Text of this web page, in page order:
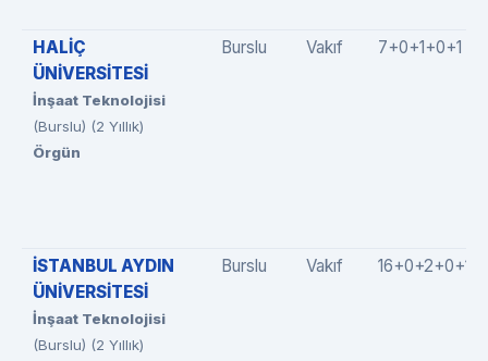
HALİÇ
ÜNİVERSİTESİ
İnşaat Teknolojisi
(Burslu) (2 Yıllık)
Örgün
Burslu Vakıf 7+0+1+0+1
İSTANBUL AYDIN
ÜNİVERSİTESİ
İnşaat Teknolojisi
(Burslu) (2 Yıllık)
Burslu Vakıf 16+0+2+0+1